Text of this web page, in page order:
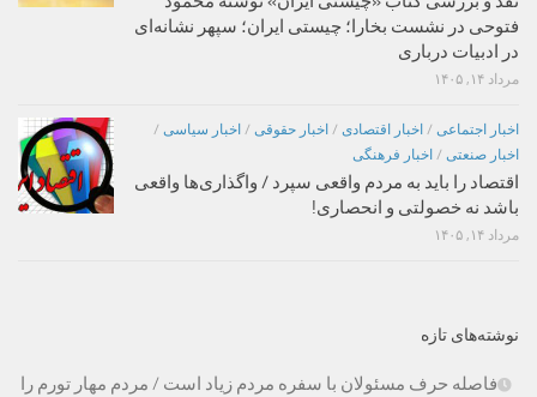
فتوحی در نشست بخارا؛ چیستی ایران؛ سپهر نشانه‌ای
در ادبیات درباری
مرداد ۱۴, ۱۴۰۵
اخبار اجتماعی / اخبار اقتصادی / اخبار حقوقی / اخبار سیاسی /
اخبار صنعتی / اخبار فرهنگی
اقتصاد را باید به مردم واقعی سپرد / واگذاری‌ها واقعی
باشد نه خصولتی و انحصاری!
مرداد ۱۴, ۱۴۰۵
نوشته‌های تازه
فاصله حرف مسئولان با سفره مردم زیاد است / مردم مهار تورم را